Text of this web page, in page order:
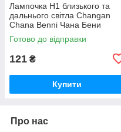
Лампочка Н1 близького та
дальнього світла Changan
Chana Benni Чана Бени
Бенни Бенні Бені
Готово до відправки
121 ₴
Купити
Про нас